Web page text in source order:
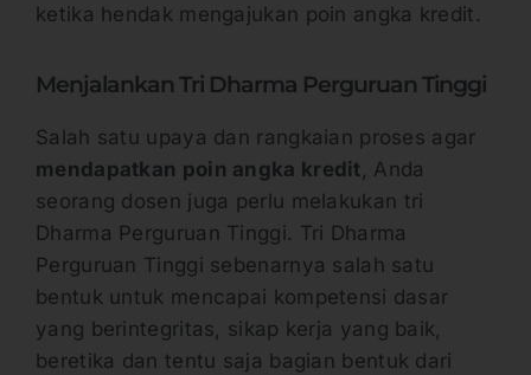
ketika hendak mengajukan poin angka kredit.
Menjalankan Tri Dharma Perguruan Tinggi
Salah satu upaya dan rangkaian proses agar
mendapatkan poin angka kredit , Anda
seorang dosen juga perlu melakukan tri
Dharma Perguruan Tinggi. Tri Dharma
Perguruan Tinggi sebenarnya salah satu
bentuk untuk mencapai kompetensi dasar
yang berintegritas, sikap kerja yang baik,
beretika dan tentu saja bagian bentuk dari